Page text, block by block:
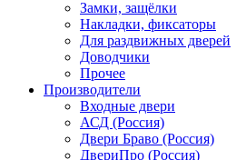
Замки, защёлки
Накладки, фиксаторы
Для раздвижных дверей
Доводчики
Прочее
Производители
Входные двери
АСД (Россия)
Двери Браво (Россия)
ДвериПро (Россия)